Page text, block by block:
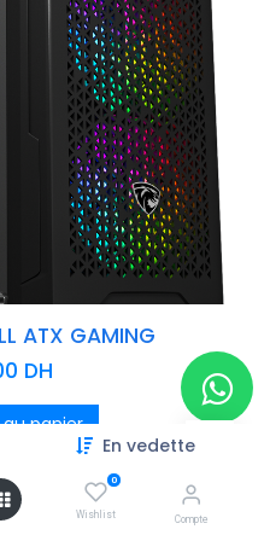
En vedette
0
Wishlist Compte
ATX GAMING
DH
panier